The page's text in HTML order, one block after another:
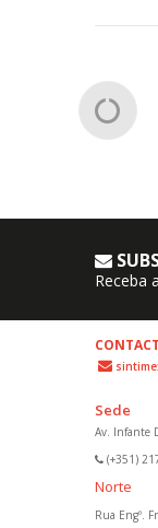
Receba
Sede
Av. Infante
(+351)
Norte
Rua Engº.